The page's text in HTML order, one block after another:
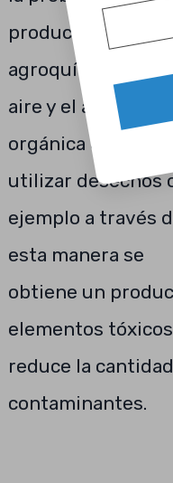
producción
agroquímicos que
aire y el agua. Es
orgánica está
utilizar desechos
ejemplo a través
esta manera se
obtiene un
elementos
reduce la
contaminantes.